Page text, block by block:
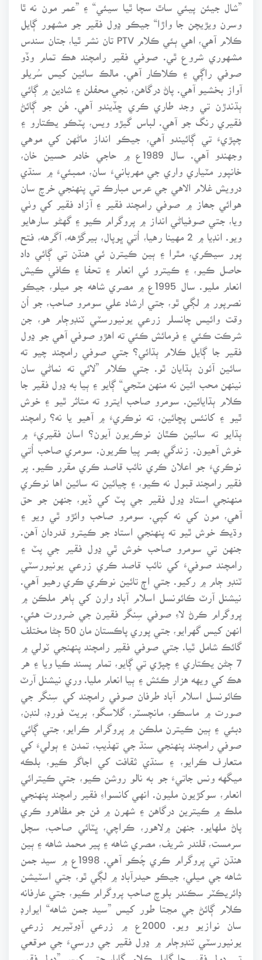
”شال جيئن پيئي ساٿ سچا ٿيا سيئي“ ۽ ”عمر مون نه ٿا
وسرن ويڙيچن جا واڙا“ جيڪو ڍول فقير جو مشهور ڳايل
ڪلام آهي، اهي ٻئي ڪلام PTV تان نشر ٿيا، جتان سندس
مشهوري شروع ٿي. صوفي فقير رامچند هڪ تمام وڏو
صوفي راڳي ۽ ڪلاڪار آهي. مالڪ سائين کيس سُريلو
آواز بخشيو آهي. پاڻ درگاهن، نجي محفلن ۽ شادين ۾ ڳائي
ٻڌندڙن تي وجد طاري ڪري ڇڏيندو آهي. هُن جو ڳائڻ
فقيري رنگ جو آهي. لباس گيڙو ويس، پٽڪو يڪتارو ۽
چپڙيءَ تي ڳائيندو آهي، جيڪو انداز ماڻهن کي موهي
وجهندو آهي. سال 1989ع ۾ حاجي خادم حسين خان،
خانپور مٽياري واري جي مهربانيءَ سان، ممبئيءَ ۾ سنڌي
درويش غلام الاهي جي عرس مبارڪ تي پنهنجي خرچ سان
هوائي جھاز ۾ صوفي رامچند فقير ۽ آزاد فقير کي وٺي
ويا، جتي صوفياڻي انداز ۾ پروگرام ڪيو ۽ گهڻو سارهايو
ويو. انڊيا ۾ 2 مهينا رهيا، اُتي ڀوپال، بيرگڙهه، آگرهه، فتح
پور سيڪري، مٿرا ۽ ٻين ڪيترن ئي هنڌن تي ڳائي داد
حاصل ڪيو، ۽ ڪيترو ئي انعام ۽ تحفا ۽ ڪافي ڪيش
انعام مليو. سال 1995ع ۾ مصري شاهه جو ميلو، جيڪو
نصرپور ۾ لڳي ٿو، جتي ارشاد علي سومرو صاحب، جو اُن
وقت وائيس چانسلر زرعي يونيورسٽي ٽنڊوڄام هو، جن
شرڪت ڪئي ۽ فرمائش ڪئي ته اهڙو صوفي آهي جو ڍول
فقير جا ڳايل ڪلام ٻڌائي؟ جتي صوفي رامچند چيو ته
سائين آئون ٻڌايان ٿو. جتي ڪلام ”لائي ته نماڻي سان
نينهن محب ائين نه منهن مٽجي“ ڳايو ۽ ٻيا به ڍول فقير جا
ڪلام ٻڌايائين. سومرو صاحب ايترو ته متاثر ٿيو ۽ خوش
ٿيو ۽ کانئس پڇائين، ته نوڪريءَ ۾ آهيو يا نه؟ رامچند
ٻڌايو ته سائين ڪٿان نوڪريون آيون؟ اسان فقيريءَ ۾
خوش آهيون. زندگي بصر پيا ڪريون. سومري صاحب اُتي
نوڪريءَ جو اعلان ڪري نائب قاصد ڪري مقرر ڪيو. پر
فقير رامچند قبول نه ڪيو، ۽ چيائين ته سائين اها نوڪري
منهنجي استاد ڍول فقير جي پٽ کي ڏيو، جنهن جو حق
آهي، مون کي نه کپي. سومرو صاحب وائڙو ٿي ويو ۽
وڌيڪ خوش ٿيو ته پنهنجي استاد جو ڪيترو قدردان آهن.
جنهن تي سومرو صاحب خوش ٿي ڍول فقير جي پٽ ۽
رامچند صوفيءَ کي نائب قاصد ڪري زرعي يونيورسٽي
ٽنڊو ڄام ۾ رکيو. جتي اڄ تائين نوڪري ڪري رهيو آهي.
نيشنل آرٽ ڪائونسل اسلام آباد وارن کي ٻاهر ملڪن ۾
پروگرام ڪرڻ لاءِ صوفي سِنگر فقيرن جي ضرورت هئي.
انهن کيس گهرايو، جتي پوري پاڪستان مان 50 ڄڻا مختلف
گائڪ شامل ٿيا. جتي صوفي فقير رامچند پنهنجي ٽولي ۾
7 ڄڻن يڪتاري ۽ چپڙي تي ڳايو، تمام پسند ڪيا ويا ۽ هر
هڪ کي ويهه هزار ڪئش ۽ ٻيا انعام مليا. وري نيشنل آرٽ
ڪائونسل اسلام آباد طرفان صوفي رامچند کي سِنگر جي
صورت ۾ ماسڪو، مانچسٽر، گلاسگو، بريٽ فورڊ، لنڊن،
دبئي ۽ ٻين ڪيترن ملڪن ۾ پروگرام ڪرايو، جتي ڳائي
صوفي رامچند پنهنجي سنڌ جي تهذيب، تمدن ۽ ٻوليءَ کي
متعارف ڪرايو، ۽ سنڌي ثقافت کي اجاگر ڪيو، بلڪه
ميگهه ونس جاتيءَ جو به نالو روشن ڪيو، جتي ڪيترائي
انعام، سوکڙيون مليون. انهي کانسواءِ فقير رامچند پنهنجي
ملڪ ۾ ڪيترين درگاهن ۽ شهرن ۾ فن جو مظاهرو ڪري
پاڻ ملهايو. جنهن ۾لاهور، ڪراچي، ڀٽائي صاحب، سچل
سرمست، قلندر شريف، مصري شاهه ۽ پير محمد شاهه ۽ ٻين
شاهه جي ميلي، جيڪو حيدرآباد ۾ لڳي ٿو، جتي اسٽيشن
ڊائريڪٽر سڪندر بلوچ صاحب پروگرام ڪيو، جتي عارفانه
ڪلام ڳائڻ جي مڃتا طور کيس ”سيد جمن شاهه“ ايوارڊ
سان نوازيو ويو. 2000ع ۾ زرعي آڊوٽيريم زرعي
يونيورسٽي ٽنڊوڄام ۾ ڍول فقير جي ورسيءَ جي موقعي
تي ڍول فقير جا ڳايل ڪلام ڳايا، جتي کيس ”ڍول فقير